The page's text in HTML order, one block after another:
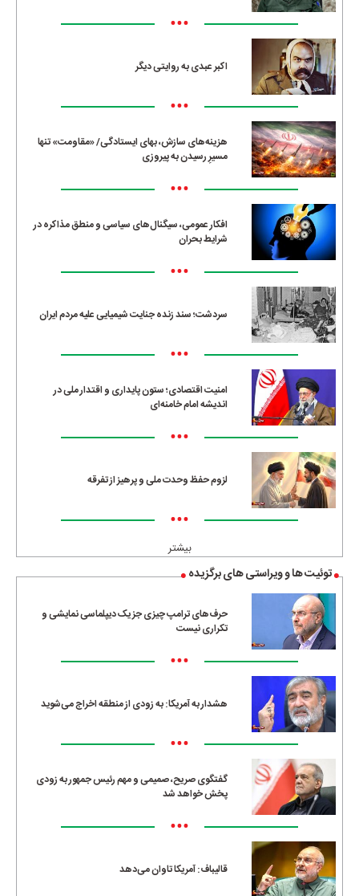
•••
اکبر عبدی به روایتی دیگر
•••
هزینه‌های سازش، بهای ایستادگی/ «مقاومت» تنها
مسیرِ رسیدن به پیروزی
•••
افکار عمومی، سیگنال‌های سیاسی و منطق مذاکره در
شرایط بحران
•••
سردشت؛ سند زنده جنایت شیمیایی علیه مردم ایران
•••
امنیت اقتصادی؛ ستون پایداری و اقتدار ملی در
اندیشه امام خامنه‌ای
•••
لزوم حفظ وحدت ملی و پرهیز از تفرقه
•••
بیشتر
توئیت ها و ویراستی های برگزیده
حرف‌های ترامپ چیزی جز یک دیپلماسی نمایشی و
تکراری نیست
•••
هشدار به آمریکا: به زودی از منطقه اخراج می‌شوید
•••
گفتگوی صریح، صمیمی و مهم رئیس جمهور به زودی
پخش خواهد شد
•••
قالیباف: آمریکا تاوان می‌دهد